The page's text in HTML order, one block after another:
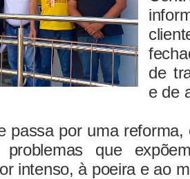
de
e de
passa por uma
problemas que
intenso, à poeira e ao